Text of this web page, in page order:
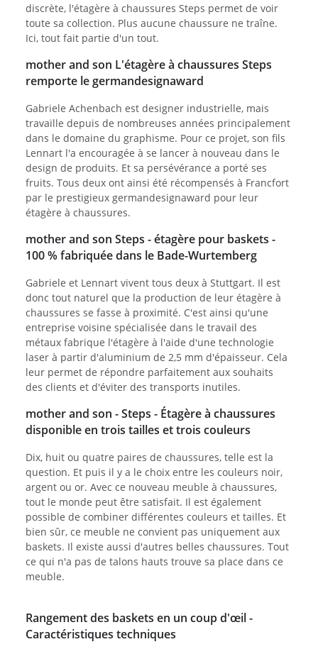
discrète, l'étagère à chaussures Steps permet de voir
toute sa collection. Plus aucune chaussure ne traîne.
Ici, tout fait partie d'un tout.
mother and son L'étagère à chaussures Steps
remporte le germandesignaward
Gabriele Achenbach est designer industrielle, mais
travaille depuis de nombreuses années principalement
dans le domaine du graphisme. Pour ce projet, son fils
Lennart l'a encouragée à se lancer à nouveau dans le
design de produits. Et sa persévérance a porté ses
fruits. Tous deux ont ainsi été récompensés à Francfort
par le prestigieux germandesignaward pour leur
étagère à chaussures.
mother and son Steps - étagère pour baskets -
100 % fabriquée dans le Bade-Wurtemberg
Gabriele et Lennart vivent tous deux à Stuttgart. Il est
donc tout naturel que la production de leur étagère à
chaussures se fasse à proximité. C'est ainsi qu'une
entreprise voisine spécialisée dans le travail des
métaux fabrique l'étagère à l'aide d'une technologie
laser à partir d'aluminium de 2,5 mm d'épaisseur. Cela
leur permet de répondre parfaitement aux souhaits
des clients et d'éviter des transports inutiles.
mother and son - Steps - Étagère à chaussures
disponible en trois tailles et trois couleurs
Dix, huit ou quatre paires de chaussures, telle est la
question. Et puis il y a le choix entre les couleurs noir,
argent ou or. Avec ce nouveau meuble à chaussures,
tout le monde peut être satisfait. Il est également
possible de combiner différentes couleurs et tailles. Et
bien sûr, ce meuble ne convient pas uniquement aux
baskets. Il existe aussi d'autres belles chaussures. Tout
ce qui n'a pas de talons hauts trouve sa place dans ce
meuble.
Rangement des baskets en un coup d'œil -
Caractéristiques techniques